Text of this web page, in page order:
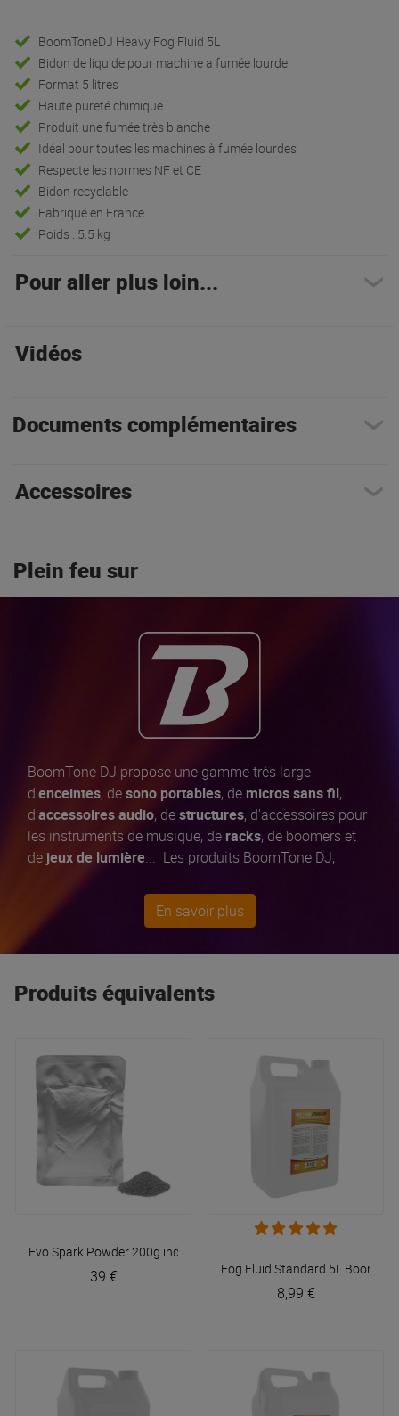
BoomToneDJ Heavy Fog Fluid 5L
Bidon de liquide pour machine a fumée lourde
Format 5 litres
Haute pureté chimique
Produit une fumée très blanche
Idéal pour toutes les machines à fumée lourdes
Respecte les normes NF et CE
Bidon recyclable
Fabriqué en France
Poids : 5.5 kg
Pour aller plus loin...
Vidéos
Documents complémentaires
Accessoires
Plein feu sur
BoomTone DJ propose une gamme très large
d'enceintes, desono portables, de micros sans fil,
d'accessoires audio, destructures, d'accessoires pour
les instruments de musique, de racks, de boomers et
de jeux de lumière... Les produits BoomTone DJ,
qualité exigeant et permanentpour vous offrir
toujours le
meilleur rapport qualité / prix
En savoir plus
Produits équivalents
Evo Spark Powder 200g indoor
39 € Fog Fluid Standard 5L
8,99 €